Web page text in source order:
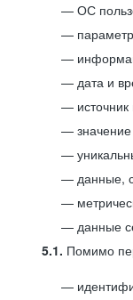
ОС
дата и
данные,
данные
5.1. Помимо